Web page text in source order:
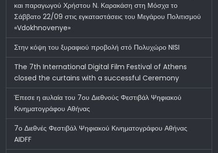
και παραγωγού Χρήστου Ν. Καρακάση στη Μόσχα το
Σάββατο 22/09 στις εγκαταστάσεις του Μεγάρου Πολιτισμού
«Vdokhnovenye»
Στην κόψη του ξυραφιού προβολή στό Πολυχώρο NISI
The 7th International Digital Film Festival of Athens
closed the curtains with a successful Ceremony
Έπεσε η αυλαία του 7ου Διεθνούς Φεστιβάλ Ψηφιακού
Κινηματογράφου Αθήνας
7ο Διεθνές Φεστιβάλ Ψηφιακού Κινηματογράφου Αθήνας
AIDFF